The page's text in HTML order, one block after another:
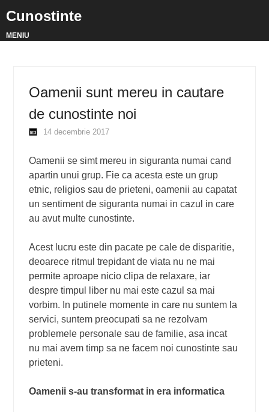
Cunostinte
MENIU
Oamenii sunt mereu in cautare
de cunostinte noi
14 decembrie 2017
Oamenii se simt mereu in siguranta numai cand
apartin unui grup. Fie ca acesta este un grup
etnic, religios sau de prieteni, oamenii au capatat
un sentiment de siguranta numai in cazul in care
au avut multe cunostinte.
Acest lucru este din pacate pe cale de disparitie,
deoarece ritmul trepidant de viata nu ne mai
permite aproape nicio clipa de relaxare, iar
despre timpul liber nu mai este cazul sa mai
vorbim. In putinele momente in care nu suntem la
servici, suntem preocupati sa ne rezolvam
problemele personale sau de familie, asa incat
nu mai avem timp sa ne facem noi cunostinte sau
prieteni.
Oamenii s-au transformat in era informatica